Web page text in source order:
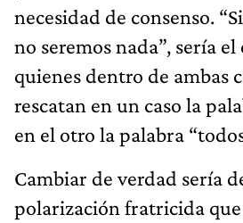
necesidad de consenso.
no seremos nada”, sería el
quienes dentro de ambas
rescatan en un caso la
en el otro la palabra
Cambiar de verdad sería
polarización fratricida